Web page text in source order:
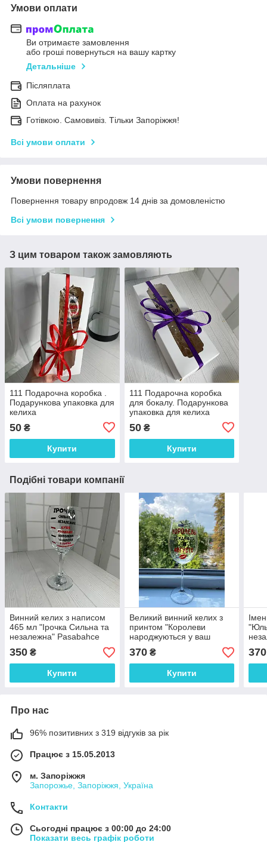
Умови оплати
Ви отримаєте замовлення
або гроші повернуться на вашу картку
Детальніше
Післяплата
Оплата на рахунок
Готівкою. Самовивіз. Тільки Запоріжжя!
Всі умови оплати
Умови повернення
Повернення товару впродовж 14 днів за домовленістю
Всі умови повернення
З цим товаром також замовляють
111 Подарочна коробка .
Подарункова упаковка для
келиха
50 ₴
Купити
111 Подарочна коробка
для бокалу. Подарункова
упаковка для келиха
50₴
Купити
Подібні товари компанії
Винний келих з написом
465 мл "Ірочка Сильна та
незалежна" Pasabahce
ціна за 1 шт
350 ₴
Купити
Великий винний келих з
принтом "Королеви
народжуються у ваш
місяць" 640мл
370₴
Купити
370
Про нас
96% позитивних з 319 відгуків за рік
Працює з 15.05.2013
м. Запоріжжя
Запорожье, Запоріжжя, Україна
Контакти
Сьогодні працює з 00:00 до 24:00
Показати весь графік роботи